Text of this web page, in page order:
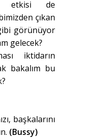
etkisi de
çıkan
görünüyor
gelecek?
iktidarın
bakalım bu
başkalarını
(Bussy)